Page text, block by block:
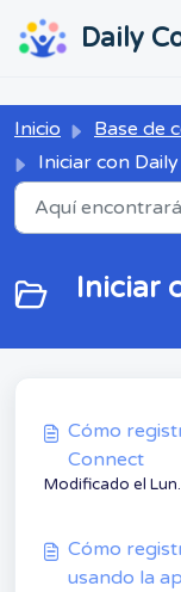
Daily
Inicio Base de
Iniciar con Daily
Iniciar
Cómo
Connect
Modificado el
Cómo
usando la